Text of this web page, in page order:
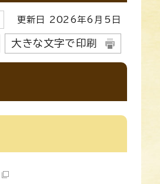
更新日 2026年6月5日
大きな文字で印刷